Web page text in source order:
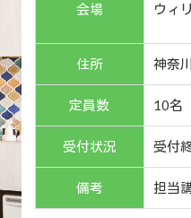
会場 ウィ
住所 神奈
定員数 10名
受付状況 受付
備考 担当